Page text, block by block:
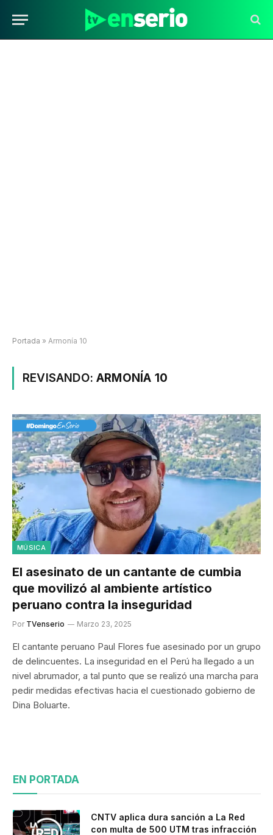
Portada » Armonía 10
REVISANDO:ARMONÍA 10
MÚSICA
El asesinato de un cantante de cumbia
que movilizó al ambiente artístico
peruano contra la inseguridad
Por TVenserio Marzo 23, 2025
El cantante peruano Paul Flores fue asesinado por un grupo
de delincuentes. La inseguridad en el Perú ha llegado a un
nivel abrumador, a tal punto que se realizó una marcha para
pedir medidas efectivas hacia el cuestionado gobierno de
Dina Boluarte.
EN PORTADA
CNTV aplica dura sanción a La Red
con multa de 500 UTM tras infracción